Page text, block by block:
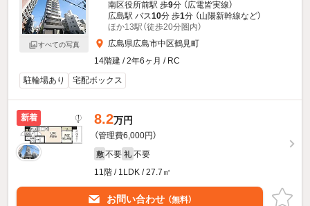
すべての写真
南区役所前駅 歩9分 （広電皆実線）
広島駅 バス10分 歩1分 （山陽新幹線など）
ほか13駅（徒歩20分圏内）
広島県広島市中区鶴見町
14階建 / 2年6ヶ月 / RC
駐輪場あり
宅配ボックス
新着 8.2万円
（管理費6,000円）
敷 不要 礼 不要
11階 / 1LDK / 27.7㎡
お問い合わせ （無料）